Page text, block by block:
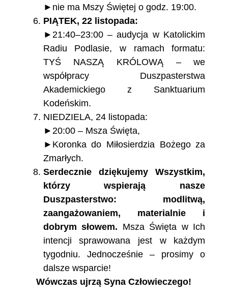
►nie ma Mszy Świętej o godz. 19:00.
PIĄTEK, 22 listopada:
►21:40–23:00 – audycja w Katolickim
Radiu Podlasie, w ramach formatu:
TYŚ NASZĄ KRÓLOWĄ – we
współpracy Duszpasterstwa
Akademickiego z Sanktuarium
Kodeńskim.
NIEDZIELA, 24 listopada:
►20:00 – Msza Święta,
►Koronka do Miłosierdzia Bożego za
Zmarłych.
Serdecznie dziękujemy Wszystkim,
którzy wspierają nasze
Duszpasterstwo: modlitwą,
zaangażowaniem, materialnie i
dobrym słowem. Msza Święta w Ich
intencji sprawowana jest w każdym
tygodniu. Jednocześnie – prosimy o
dalsze wsparcie!
Wówczas ujrzą Syna Człowieczego!